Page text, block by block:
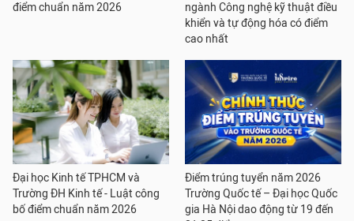
điểm chuẩn năm 2026
ngành Công nghệ kỹ thuật điều
khiển và tự động hóa có điểm
cao nhất
Đại học Kinh tế TPHCM và
Trường ĐH Kinh tế - Luật công
bố điểm chuẩn năm 2026
Điểm trúng tuyển năm 2026
Trường Quốc tế – Đại học Quốc
gia Hà Nội dao động từ 19 đến